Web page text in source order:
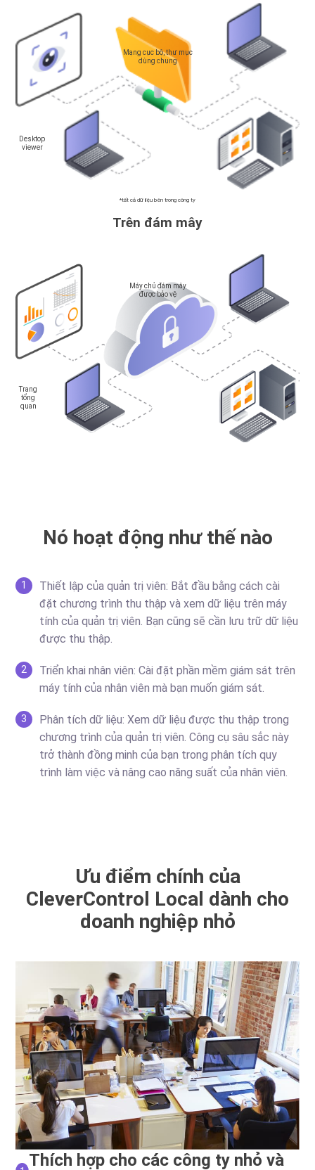
*tất cả dữ liệu bên trong công ty
Desktop
viewer
Mạng cục bộ, thư mục
dùng chung
Trên đám mây
Trang
tổng
quan
Máy chủ đám mây
được bảo vệ
Nó hoạt động như thế nào
1
Thiết lập của quản trị viên: Bắt đầu bằng cách cài
đặt chương trình thu thập và xem dữ liệu trên máy
tính của quản trị viên. Bạn cũng sẽ cần lưu trữ dữ liệu
được thu thập.
2
Triển khai nhân viên: Cài đặt phần mềm giám sát trên
máy tính của nhân viên mà bạn muốn giám sát.
3
Phân tích dữ liệu: Xem dữ liệu được thu thập trong
chương trình của quản trị viên. Công cụ sâu sắc này
trở thành đồng minh của bạn trong phân tích quy
trình làm việc và nâng cao năng suất của nhân viên.
Ưu điểm chính của
CleverControl Local dành cho
doanh nghiệp nhỏ
Thích hợp cho các công ty nhỏ và